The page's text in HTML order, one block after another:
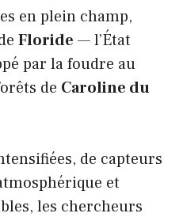
en plein champ,
Floride — l’État
par la foudre au
de Caroline du
de capteurs
et
les chercheurs